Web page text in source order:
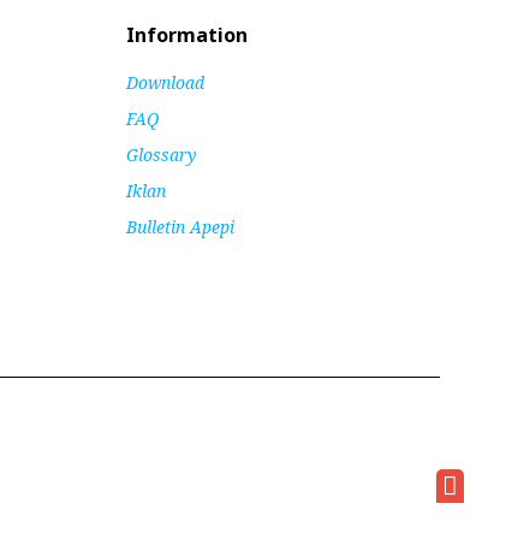
Information
Download
FAQ
Glossary
Iklan
Bulletin Apepi